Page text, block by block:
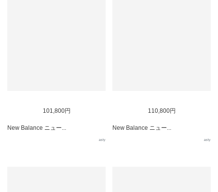
101,800円
New Balance ニュー...
asty
110,800円
New Balance ニュー...
asty